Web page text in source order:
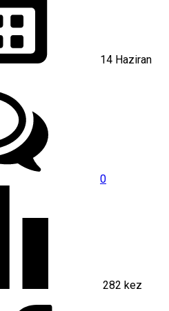
14 Haziran
0
282 kez